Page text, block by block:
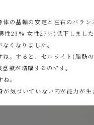
体の基軸の安定と左右のバ
23% 女性27%)低下しました
くなりました。
。すると、セルライト(脂
欲が増幅するのです。
。
気づいていない内が能力が